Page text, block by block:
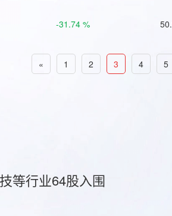
-31.74 %
« 1 2 3 4 5
等行业64股入围